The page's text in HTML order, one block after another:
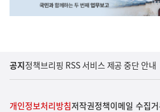
공지정책브리핑 RSS 서비스 제공 중단 안내
개인정보처리방침저작권정책이메일 수집